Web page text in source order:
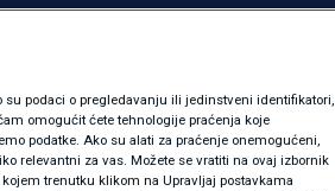
ne
su podaci o pregledavanju ili jedinstveni identifikatori,
omogućit ćete tehnologije praćenja koje
podatke. Ako su alati za praćenje onemogućeni,
relevantni za vas. Možete se vratiti na ovaj izbornik
trenutku klikom na Upravljaj postavkama